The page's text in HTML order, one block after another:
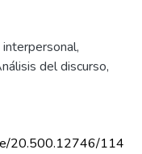
interpersonal,
del discurso,
20.500.12746/114